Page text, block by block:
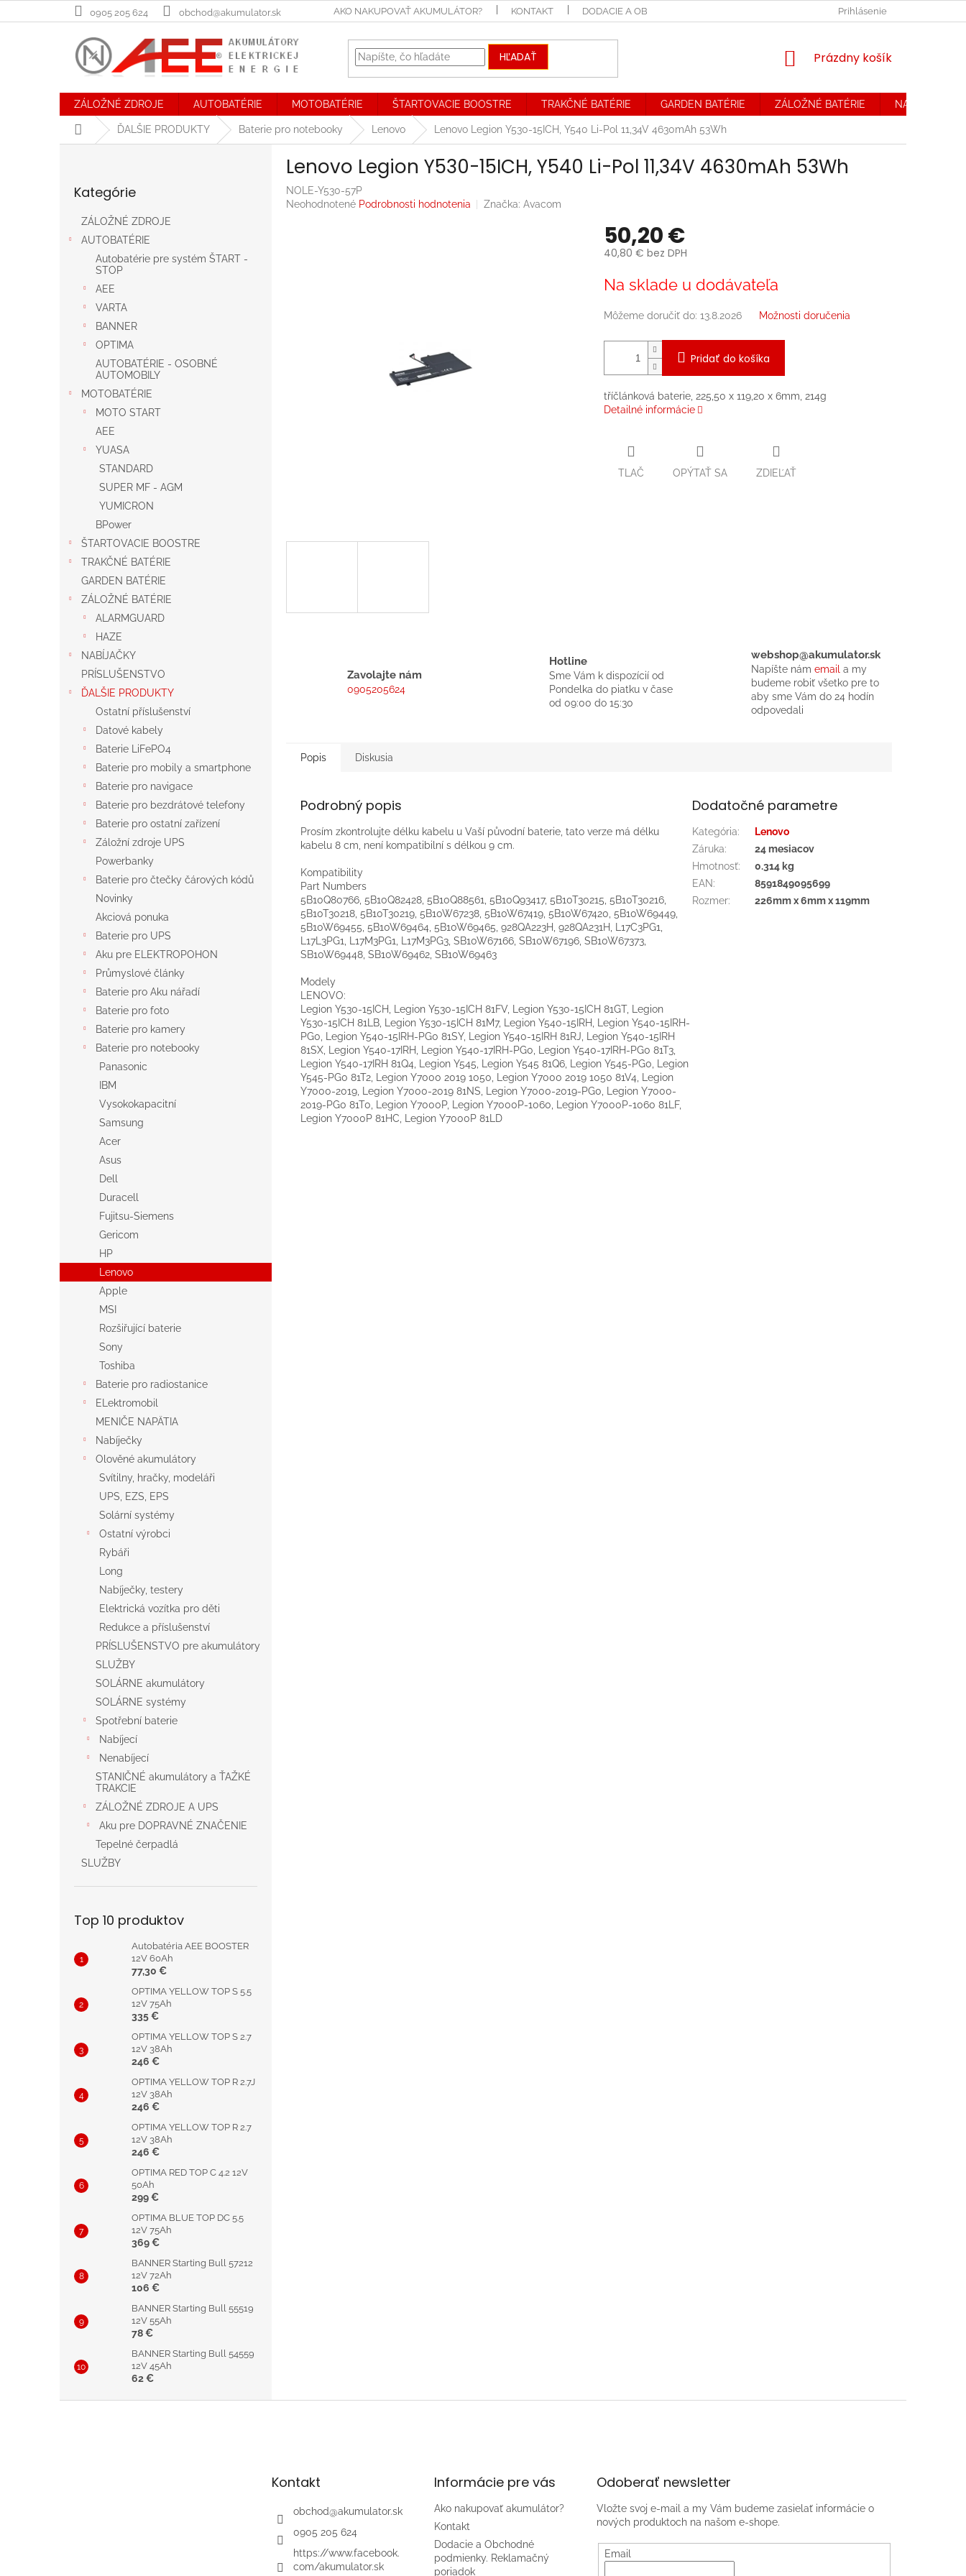
na
0905 205 624 obchod@akumulator.sk AKO NAKUPOVAŤ AKUMULÁTOR? KONTAKT DODACIE A OBCHODNÉ PODMIENKY. REKLAMAČNÝ PORIADOKPrihlásenie
HĽADAŤ
NÁKUPNÝ
Prázdny košík
ZÁLOŽNÉ ZDROJE AUTOBATÉRIE MOTOBATÉRIE ŠTARTOVACIE BOOSTRE TRAKČNÉ BATÉRIE GARDEN BATÉRIE ZÁLOŽNÉ BATÉRIE NABÍJAČKY
DomovĎALŠIE PRODUKTY Baterie pro notebooky Lenovo Lenovo Legion Y530-15ICH, Y540 Li-Pol 11,34V 4630mAh 53Wh
kategórie
Kategórie
ZÁLOŽNÉ ZDROJE
AUTOBATÉRIE
Autobatérie pre systém ŠTART -
STOP
AEE
VARTA
BANNER
OPTIMA
AUTOBATÉRIE - OSOBNÉ
AUTOMOBILY
MOTOBATÉRIE
MOTO START
AEE
YUASA
STANDARD
SUPER MF - AGM
YUMICRON
BPower
ŠTARTOVACIE BOOSTRE
TRAKČNÉ BATÉRIE
GARDEN BATÉRIE
ZÁLOŽNÉ BATÉRIE
ALARMGUARD
HAZE
NABÍJAČKY
PRÍSLUŠENSTVO
ĎALŠIE PRODUKTY
Ostatní příslušenství
Datové kabely
Baterie LiFePO4
Baterie pro mobily a smartphone
Baterie pro navigace
Baterie pro bezdrátové telefony
Baterie pro ostatní zařízení
Záložní zdroje UPS
Powerbanky
Baterie pro čtečky čárových kódů
Novinky
Akciová ponuka
Baterie pro UPS
Aku pre ELEKTROPOHON
Průmyslové články
Baterie pro Aku nářadí
Baterie pro foto
Baterie pro kamery
Baterie pro notebooky
Panasonic
IBM
Vysokokapacitní
Samsung
Acer
Asus
Dell
Duracell
Fujitsu-Siemens
Gericom
HP
Lenovo
Apple
MSI
Rozšiřující baterie
Sony
Toshiba
Baterie pro radiostanice
ELektromobil
MENIČE NAPÄTIA
Nabíječky
Olověné akumulátory
Svítilny, hračky, modeláři
UPS, EZS, EPS
Solární systémy
Ostatní výrobci
Rybáři
Long
Nabíječky, testery
Elektrická vozítka pro děti
Redukce a příslušenství
PRÍSLUŠENSTVO pre akumulátory
SLUŽBY
SOLÁRNE akumulátory
SOLÁRNE systémy
Spotřební baterie
Nabíjecí
Nenabíjecí
STANIČNÉ akumulátory a ŤAŽKÉ
TRAKCIE
ZÁLOŽNÉ ZDROJE A UPS
Aku pre DOPRAVNÉ ZNAČENIE
Tepelné čerpadlá
SLUŽBY
Top 10 produktov
Autobatéria AEE BOOSTER
12V 60Ah
77,30 €
OPTIMA YELLOW TOP S 5.5
12V 75Ah
335 €
OPTIMA YELLOW TOP S 2.7
12V 38Ah
246 €
OPTIMA YELLOW TOP R 2.7J
12V 38Ah
246 €
OPTIMA YELLOW TOP R 2.7
12V 38Ah
246 €
OPTIMA RED TOP C 4.2 12V
50Ah
299 €
OPTIMA BLUE TOP DC 5.5
12V 75Ah
369 €
BANNER Starting Bull 57212
12V 72Ah
106 €
BANNER Starting Bull 55519
12V 55Ah
78 €
BANNER Starting Bull 54559
12V 45Ah
62 €
Lenovo Legion Y530-15ICH, Y540 Li-Pol 11,34V 4630mAh 53Wh
NOLE-Y530-57P
Priemerné
Neohodnotené Podrobnosti hodnotenia Značka: Avacom
50,20 €
40,80 € bez DPH
cena:
Na sklade u dodávateľa
Môžeme doručiť do: 13.8.2026 Možnosti doručenia
Pridať do košíka
tříčlánková baterie, 225,50 x 119,20 x 6mm, 214g
Detailné informácie
TLAČ OPÝTAŤ SA ZDIEĽAŤ
Zavolajte nám
0905205624
Hotline
Sme Vám k dispozícií od
Pondelka do piatku v čase
od 09:00 do 15:30
webshop@akumulator.sk
Napíšte nám email a my
budeme robiť všetko pre to
aby sme Vám do 24 hodín
odpovedali
Popis Diskusia
Podrobný popis
Prosím zkontrolujte délku kabelu u Vaší původní baterie, tato verze má délku
kabelu 8 cm, není kompatibilní s délkou 9 cm.
Kompatibility
Part Numbers
5B10Q80766, 5B10Q82428, 5B10Q88561, 5B10Q93417, 5B10T30215, 5B10T30216,
5B10T30218, 5B10T30219, 5B10W67238, 5B10W67419, 5B10W67420, 5B10W69449,
5B10W69455, 5B10W69464, 5B10W69465, 928QA223H, 928QA231H, L17C3PG1,
L17L3PG1, L17M3PG1, L17M3PG3, SB10W67166, SB10W67196, SB10W67373,
SB10W69448, SB10W69462, SB10W69463
Modely
LENOVO:
Legion Y530-15ICH, Legion Y530-15ICH 81FV, Legion Y530-15ICH 81GT, Legion
Y530-15ICH 81LB, Legion Y530-15ICH 81M7, Legion Y540-15IRH, Legion Y540-15IRH-
PG0, Legion Y540-15IRH-PG0 81SY, Legion Y540-15IRH 81RJ, Legion Y540-15IRH
81SX, Legion Y540-17IRH, Legion Y540-17IRH-PG0, Legion Y540-17IRH-PG0 81T3,
Legion Y540-17IRH 81Q4, Legion Y545, Legion Y545 81Q6, Legion Y545-PG0, Legion
Y545-PG0 81T2, Legion Y7000 2019 1050, Legion Y7000 2019 1050 81V4, Legion
Y7000-2019, Legion Y7000-2019 81NS, Legion Y7000-2019-PG0, Legion Y7000-
2019-PG0 81T0, Legion Y7000P, Legion Y7000P-1060, Legion Y7000P-1060 81LF,
Legion Y7000P 81HC, Legion Y7000P 81LD
Dodatočné parametre
Kategória:
Lenovo
Záruka:
24 mesiacov
Hmotnosť:
0.314 kg
EAN:
8591849095699
Rozmer: 226mm x 6mm x 119mm
Kontakt
obchod@akumulator.sk
0905 205 624
https://www.facebook.
com/akumulator.sk
Informácie pre vás
Ako nakupovať akumulátor?
Kontakt
Dodacie a Obchodné
podmienky. Reklamačný
poriadok
Odoberať newsletter
Vložte svoj e-mail a my Vám budeme zasielať informácie o
nových produktoch na našom e-shope.
Email